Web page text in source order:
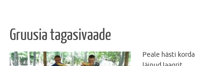
Gruusia tagasivaade
Peale hästi korda